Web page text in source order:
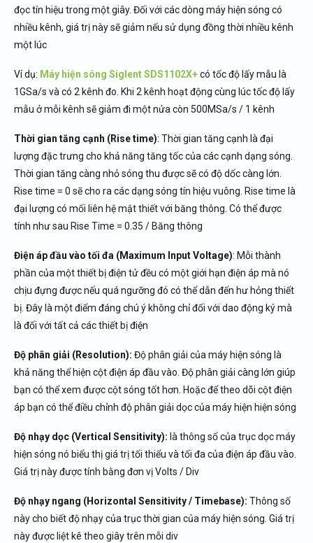
đọc tín hiệu trong một giây. Đối với các dòng máy hiện sóng có
nhiều kênh, giá trị này sẽ giảm nếu sử dụng đồng thời nhiều kênh
một lúc
Ví dụ: Máy hiện sóng Siglent SDS1102X+có tốc độ lấy mẫu là
1GSa/s và có 2 kênh đo. Khi 2 kênh hoạt động cùng lúc tốc độ lấy
mẫu ở mỗi kênh sẽ giảm đi một nửa còn 500MSa/s / 1 kênh
Thời gian tăng cạnh (Rise time): Thời gian tăng cạnh là đại
lượng đặc trưng cho khả năng tăng tốc của các cạnh dạng sóng.
Thời gian tăng càng nhỏ sóng thu được sẽ có độ dốc càng lớn.
Rise time = 0 sẽ cho ra các dạng sóng tín hiệu vuông. Rise time là
đại lượng có mối liên hệ mật thiết với băng thông. Có thể được
tính như sau Rise Time = 0.35 / Băng thông
Điện áp đầu vào tối đa (Maximum Input Voltage): Mỗi thành
phần của một thiết bị điện tử đều có một giới hạn điện áp mà nó
chịu đựng được nếu quá ngưỡng đó có thể dẫn đến hư hỏng thiết
bị. Đây là một điểm đáng chú ý không chỉ đối với dao động ký mà
là đối với tất cả các thiết bị điện
Độ phân giải (Resolution): Độ phân giải của máy hiện sóng là
khả năng thể hiện cột điện áp đầu vào. Độ phân giải càng lớn giúp
bạn có thể xem được cột sóng tốt hơn. Hoặc để theo dõi cột điện
áp bạn có thể điều chỉnh độ phân giải dọc của máy hiện hiện sóng
Độ nhạy dọc (Vertical Sensitivity): là thông số của trục dọc máy
hiện sóng nó biểu thị giá trị tối thiểu và tối đa của điện áp đầu vào.
Giá trị này được tính bằng đơn vị Volts / Div
Độ nhạy ngang (Horizontal Sensitivity / Timebase): Thông số
này cho biết độ nhạy của trục thời gian của máy hiện sóng. Giá trị
này được liệt kê theo giây trên mỗi div